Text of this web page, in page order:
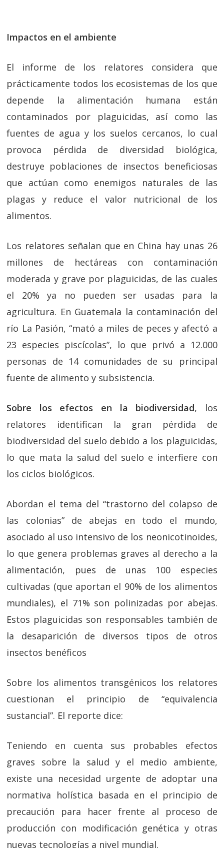
Impactos en el ambiente
El informe de los relatores considera que
prácticamente todos los ecosistemas de los que
depende la alimentación humana están
contaminados por plaguicidas, así como las
fuentes de agua y los suelos cercanos, lo cual
provoca pérdida de diversidad biológica,
destruye poblaciones de insectos beneficiosas
que actúan como enemigos naturales de las
plagas y reduce el valor nutricional de los
alimentos.
Los relatores señalan que en China hay unas 26
millones de hectáreas con contaminación
moderada y grave por plaguicidas, de las cuales
el 20% ya no pueden ser usadas para la
agricultura. En Guatemala la contaminación del
río La Pasión, “mató a miles de peces y afectó a
23 especies piscícolas”, lo que privó a 12.000
personas de 14 comunidades de su principal
fuente de alimento y subsistencia.
Sobre los efectos en la biodiversidad, los
relatores identifican la gran pérdida de
biodiversidad del suelo debido a los plaguicidas,
lo que mata la salud del suelo e interfiere con
los ciclos biológicos.
Abordan el tema del “trastorno del colapso de
las colonias” de abejas en todo el mundo,
asociado al uso intensivo de los neonicotinoides,
lo que genera problemas graves al derecho a la
alimentación, pues de unas 100 especies
cultivadas (que aportan el 90% de los alimentos
mundiales), el 71% son polinizadas por abejas.
Estos plaguicidas son responsables también de
la desaparición de diversos tipos de otros
insectos benéficos
Sobre los alimentos transgénicos los relatores
cuestionan el principio de “equivalencia
sustancial”. El reporte dice:
Teniendo en cuenta sus probables efectos
graves sobre la salud y el medio ambiente,
existe una necesidad urgente de adoptar una
normativa holística basada en el principio de
precaución para hacer frente al proceso de
producción con modificación genética y otras
nuevas tecnologías a nivel mundial.